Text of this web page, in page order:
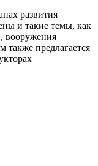
развития
и такие темы, как
вооружения
также предлагается